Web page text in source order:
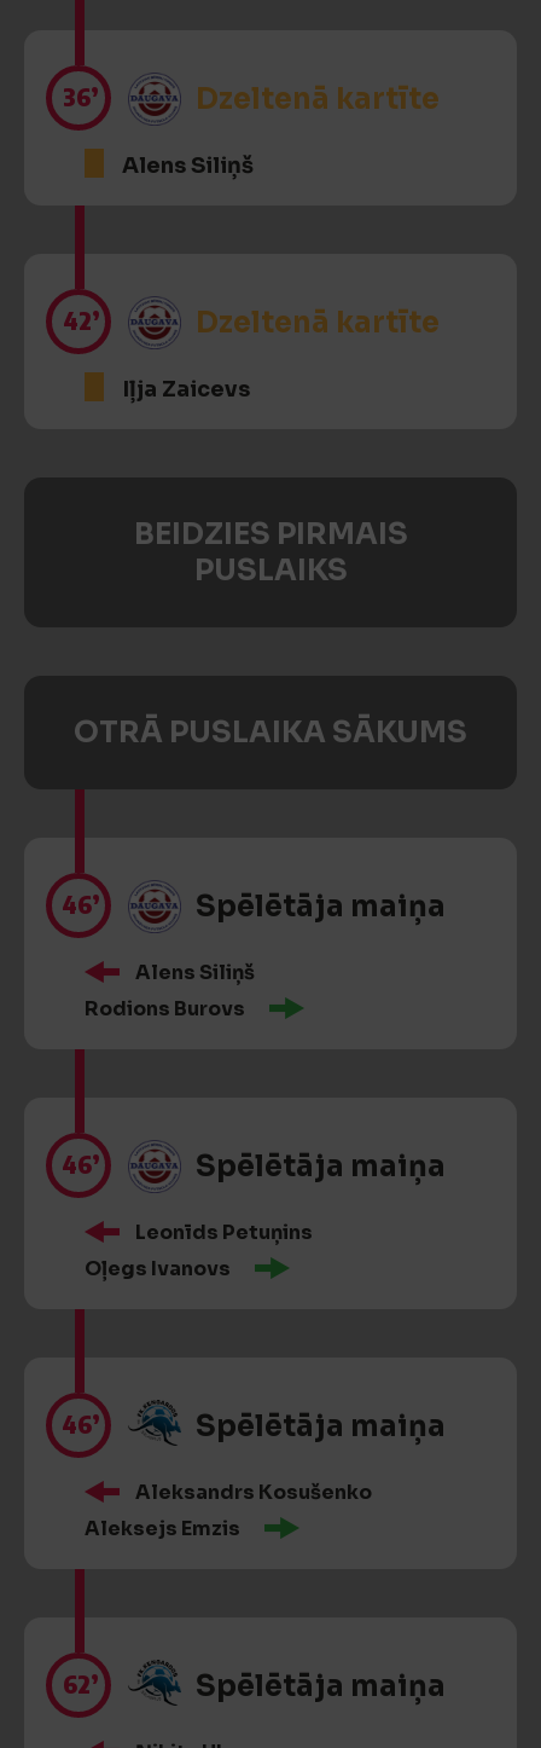
36’ Dzeltenā kartīte
Alens Siliņš
42’ Dzeltenā kartīte
Iļja Zaicevs
BEIDZIES PIRMAIS
PUSLAIKS
OTRĀ PUSLAIKA SĀKUMS
46’ Spēlētāja maiņa
Alens Siliņš
Rodions Burovs
46’ Spēlētāja maiņa
Leonīds Petuņins
Oļegs Ivanovs
46’ Spēlētāja maiņa
Aleksandrs Kosušenko
Aleksejs Emzis
62’ Spēlētāja maiņa